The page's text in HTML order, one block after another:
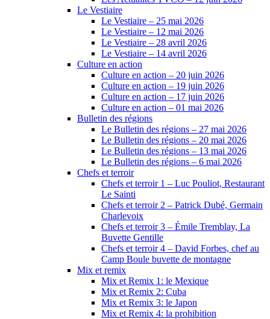
Le Vestiaire
Le Vestiaire – 25 mai 2026
Le Vestiaire – 12 mai 2026
Le Vestiaire – 28 avril 2026
Le Vestiaire – 14 avril 2026
Culture en action
Culture en action – 20 juin 2026
Culture en action – 19 juin 2026
Culture en action – 17 juin 2026
Culture en action – 01 mai 2026
Bulletin des régions
Le Bulletin des régions – 27 mai 2026
Le Bulletin des régions – 20 mai 2026
Le Bulletin des régions – 13 mai 2026
Le Bulletin des régions – 6 mai 2026
Chefs et terroir
Chefs et terroir 1 – Luc Pouliot, Restaurant
Le Sainti
Chefs et terroir 2 – Patrick Dubé, Germain
Charlevoix
Chefs et terroir 3 – Émile Tremblay, La
Buvette Gentille
Chefs et terroir 4 – David Forbes, chef au
Camp Boule buvette de montagne
Mix et remix
Mix et Remix 1: le Mexique
Mix et Remix 2: Cuba
Mix et Remix 3: le Japon
Mix et Remix 4: la prohibition